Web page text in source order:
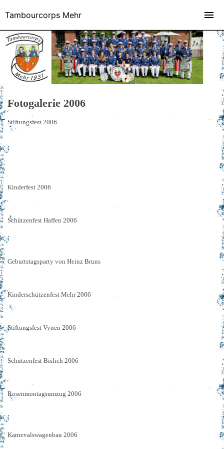
Fotogalerie 2006
Stiftungsfest 2006
Kinderfest 2006
Schützenfest Haffen 2006
Geburtstagsparty von Heinz Bruns
Kinderschützenfest Mehr 2006
Stiftungsfest Vynen 2006
Schützenfest Bislich 2006
Rosenmontagsumzug 2006
Karnevalswagenbau 2006
Tambourcorps Mehr